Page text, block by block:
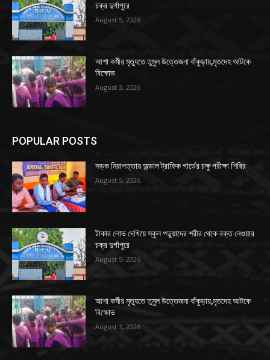
চক্র দুর্গাপুরে
August 5, 2026
আশা কর্মীর মৃত্যুতে তুমুল উত্তেজনা বাঁকুড়ায়,মৃতদেহ আটকে
বিক্ষোভ
August 3, 2026
POPULAR POSTS
সড়ক নিরাপত্তায় অন্ডাল ট্রাফিক গার্ডের চক্ষু পরীক্ষা শিবির
August 5, 2026
টাকার লোভ দেখিয়ে স্কুল পড়ুয়াদের শরীর থেকে রক্ত নেওয়ার
চক্র দুর্গাপুরে
August 5, 2026
আশা কর্মীর মৃত্যুতে তুমুল উত্তেজনা বাঁকুড়ায়,মৃতদেহ আটকে
বিক্ষোভ
August 3, 2026